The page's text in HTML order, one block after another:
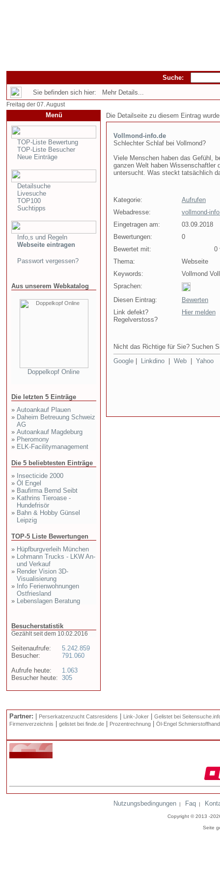
Suche:
Sie befinden sich hier: Mehr Details...
Freitag der 07. August
Menü
TOP-Liste Bewertung
TOP-Liste Besucher
Neue Einträge
Detailsuche
Livesuche
TOP100
Suchtipps
Info,s und Regeln
Webseite eintragen
Passwort vergessen?
Aus unserem Webkatalog
Doppelkopf Online
Die letzten 5 Einträge
» Autoankauf Plauen
» Daheim Betreuung Schweiz
AG
» Autoankauf Magdeburg
» Pheromony
» ELK-Facilitymanagement
Die 5 beliebtesten Einträge
» Insecticide 2000
» Öl Engel
» Baufirma Bernd Seibt
» Kathrins Tieroase -
Hundefrisör
» Bahn & Hobby Günsel
Leipzig
TOP-5 Liste Bewertungen
» Hüpfburgverleih München
» Lohmann Trucks - LKW An-
und Verkauf
» Render Vision 3D-
Visualisierung
» Info Ferienwohnungen
Ostfriesland
» Lebenslagen Beratung
Besucherstatistik
Gezählt seit dem 10.02.2016
Seitenaufrufe:
Besucher:
Aufrufe heute:
Besucher heute:
5.242.859
791.060
1.063
305
Die Detailseite zu diesem Eintrag
Vollmond-info.de
Schlechter Schlaf bei Vollmond?
Viele Menschen haben das Gefühl,
ganzen Welt haben Wissenschaftler
untersucht. Was steckt tatsächlich
Kategorie:
Aufrufen
Webadresse:
vollmond-
Eingetragen am:
03.09.2018
Bewertungen:
0
Bewertet mit:
0
Thema:
Webseite
Keywords:
Vollmond
Sprachen:
Diesen Eintrag:
Bewerten
Link defekt?
Regelverstoss?
Hier melden
Nicht das Richtige für Sie? Suchen
Google
Linkdino Web Yahoo
Partner: Perserkatzenzucht Catsresidens Link-Joker
Gelistet bei
Firmenverzeichnis
gelistet bei finde.de Prozentrechnung Öl-Engel
Nutzungsbedingungen | Faq |
Copyright © 2013 -
Seite